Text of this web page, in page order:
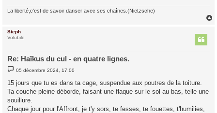
La liberté,c’est de savoir danser avec ses chaînes.(Nietzsche)
Steph
Volubile
Re: Haïkus du cul - en quatre lignes.
M
e
s
s
a
e
05 décembre 2024, 17:00
15 jours que tu es dans ta cage, suspendue aux poutres de la toiture.
Ta couche pleine déborde, faisant une flaque sur le sol au bas, telle une
souillure.
Chaque jour pour l'Affront, je t'y sors, te fesses, te fouettes, t'humilies,